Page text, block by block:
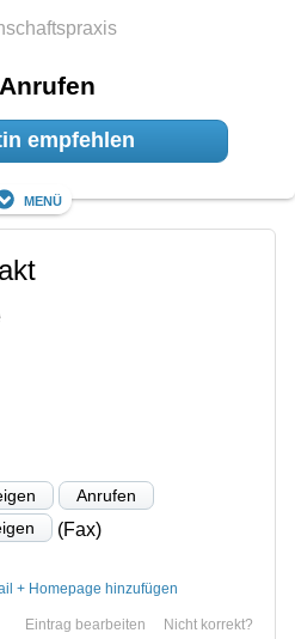
Anrufen
empfehlen
Menü
Anrufen
(Fax)
+ Homepage hinzufügen
Nicht korrekt?
Eintrag bearbeiten